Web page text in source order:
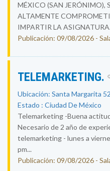
MÉXICO (SAN JERÓNIMO),
ALTAMENTE
IMPARTIR LA
Publicación: 09/08/2026 -
TELEMARKETING.
Ubicación: Santa Margarita
Estado : Ciudad De México
Telemarketing -Buena
Necesario de 2 año de
telemarketing - lunes a
pm...
Publicación: 09/08/2026 -